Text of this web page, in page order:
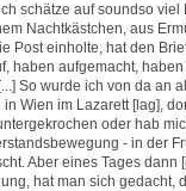
schätze auf soundso
Nachtkästchen, aus
Post einholte, hat den
haben aufgemacht,
So wurde ich von da an
Wien im Lazarett [lag],
oder hab
- in der
Aber eines Tages dann
hat man sich gedacht,